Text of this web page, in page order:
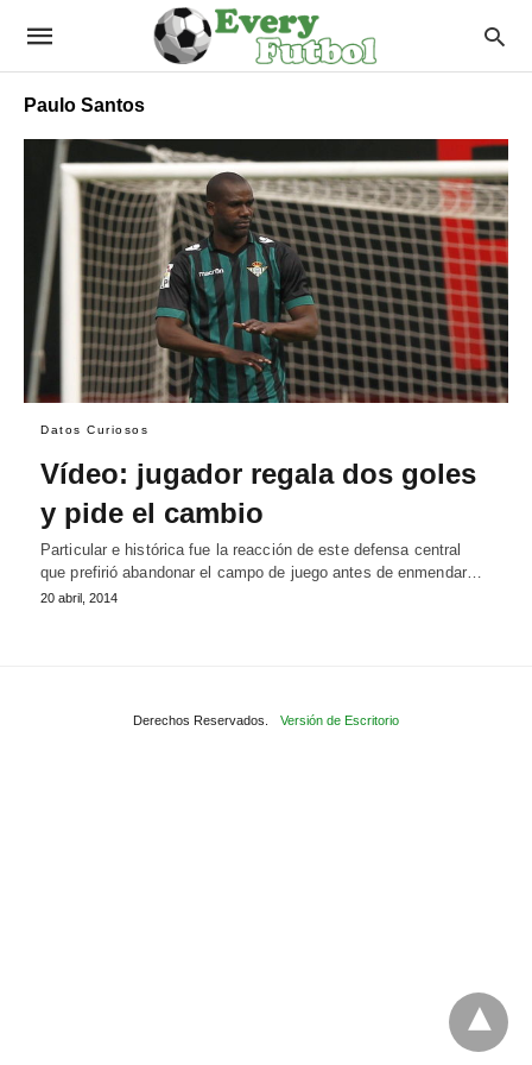
Paulo Santos
Datos Curiosos
Vídeo: jugador regala dos goles
y pide el cambio
Particular e histórica fue la reacción de este defensa central
que prefirió abandonar el campo de juego antes de enmendar…
20 abril, 2014
Derechos Reservados. Versión de Escritorio